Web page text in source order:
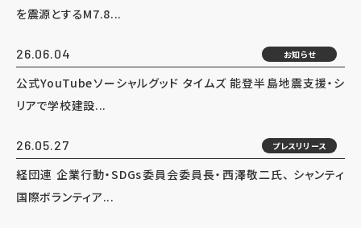
を震源とするM7.8...
26.06.04 お知らせ
公式YouTubeソーシャルグッド タイムズ 能登半島地震支援・シ
リアで学校建設...
26.05.27 プレスリリース
経団連 企業行動・SDGs委員会委員長・西澤敬二氏、 シャンティ
国際ボランティア...